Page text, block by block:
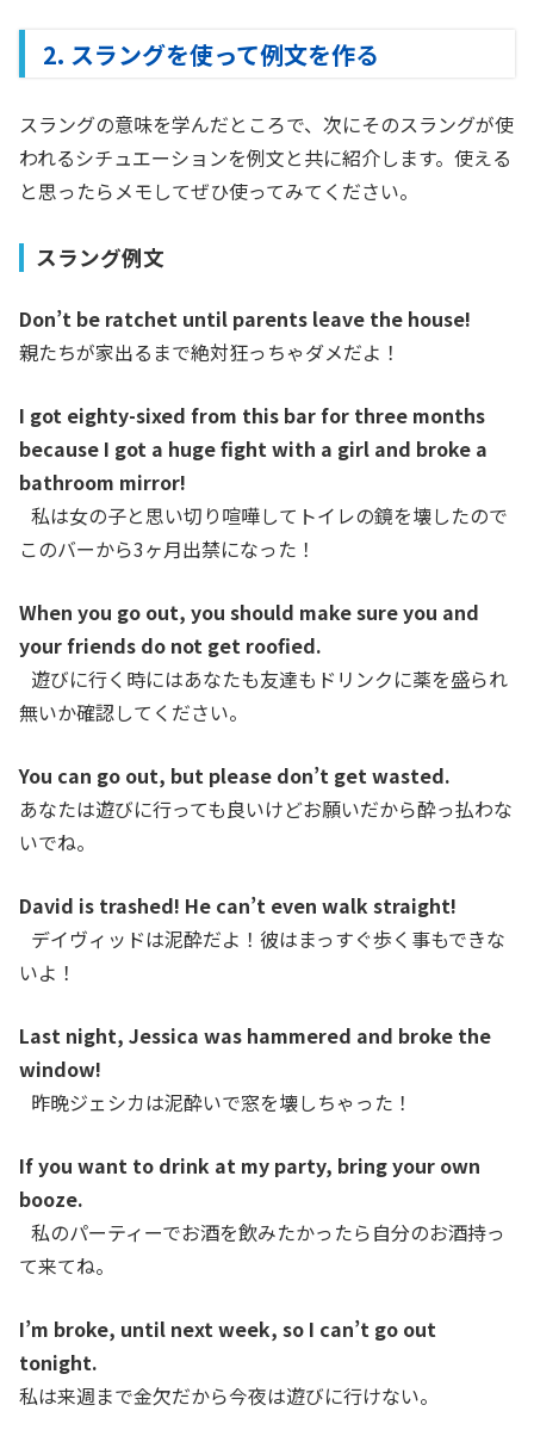
2. スラングを使って例文を作る
スラングの意味を学んだところで、次にそのスラングが使
われるシチュエーションを例文と共に紹介します。使える
と思ったらメモしてぜひ使ってみてください。
スラング例文
Don’t be ratchet until parents leave the house!
親たちが家出るまで絶対狂っちゃダメだよ！
I got eighty-sixed from this bar for three months
because I got a huge fight with a girl and broke a
bathroom mirror!
私は女の子と思い切り喧嘩してトイレの鏡を壊したので
このバーから3ヶ月出禁になった！
When you go out, you should make sure you and
your friends do not get roofied.
遊びに行く時にはあなたも友達もドリンクに薬を盛られ
無いか確認してください。
You can go out, but please don’t get wasted.
あなたは遊びに行っても良いけどお願いだから酔っ払わな
いでね。
David is trashed! He can’t even walk straight!
デイヴィッドは泥酔だよ！彼はまっすぐ歩く事もできな
いよ！
Last night, Jessica was hammered and broke the
window!
昨晩ジェシカは泥酔いで窓を壊しちゃった！
If you want to drink at my party, bring your own
booze.
私のパーティーでお酒を飲みたかったら自分のお酒持っ
て来てね。
I’m broke, until next week, so I can’t go out
tonight.
私は来週まで金欠だから今夜は遊びに行けない。